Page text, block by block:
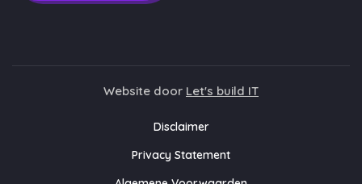
Website door Let's build IT
Disclaimer
Privacy Statement